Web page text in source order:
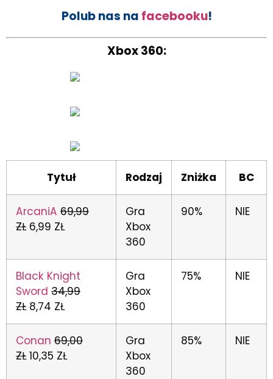
Polub nas na facebooku!
Xbox 360:
Tytuł Rodzaj Zniżka BC
ArcaniA 69,99
ZŁ6,99 ZŁ
Gra
Xbox
360
90% NIE
Black Knight
Sword 34,99
ZŁ8,74 ZŁ
Gra
Xbox
360
75% NIE
Conan 69,00
ZŁ10,35 ZŁ
Gra
Xbox
360
85% NIE